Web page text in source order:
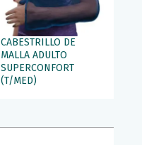
CABESTRILLO DE
MALLA ADULTO
SUPERCONFORT
(T/MED)